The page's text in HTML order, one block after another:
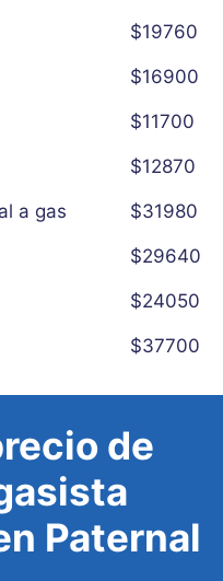
$19760
$16900
$11700
$12870
a gas $31980
$29640
$24050
$37700
de
Paternal